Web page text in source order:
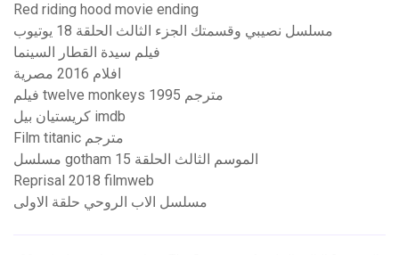
Red riding hood movie ending
مسلسل نصيبي وقسمتك الجزء الثالث الحلقة 18 يوتيوب
فيلم سيدة القطار السينما
افلام 2016 مصرية
فيلم twelve monkeys 1995 مترجم
كريستيان بيل imdb
Film titanic مترجم
مسلسل gotham الموسم الثالث الحلقة 15
Reprisal 2018 filmweb
مسلسل الاب الروحي حلقة الاولى